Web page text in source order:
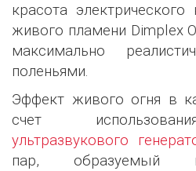
красота
живого пламени Dimplex
максимально
поленьями.
Эффект живого огня в
счет
ультразвукового
пар,